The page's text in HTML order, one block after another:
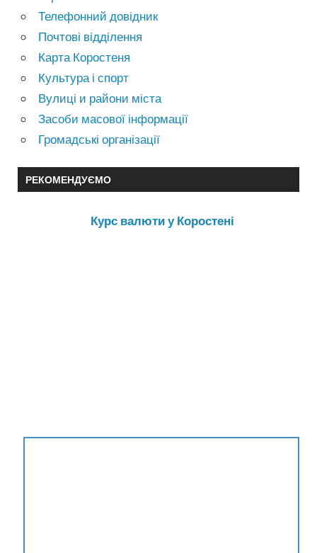
Телефонний довідник
Почтові відділення
Карта Коростеня
Культура і спорт
Вулиці и райони міста
Засоби масової інформації
Громадські організації
РЕКОМЕНДУЄМО
Курс валюти у Коростені